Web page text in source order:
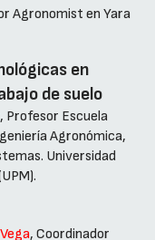
Agronomist en Yara
en
de suelo
, Profesor Escuela
Agronómica,
Universidad
, Coordinador